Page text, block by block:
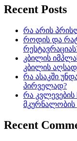
Recent Posts
რა არის
როდის და
კბილის
კბილის
რა ასაკში
პირველად?
რა
მკურნალობის
Recent